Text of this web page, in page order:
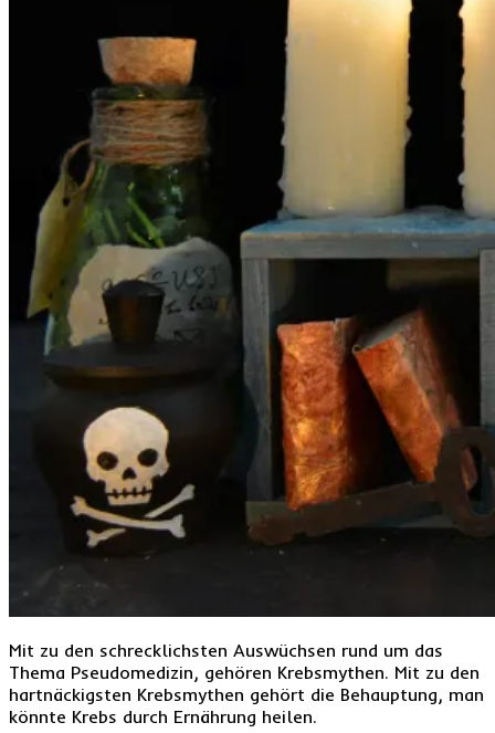
Mit zu den schrecklichsten Auswüchsen rund um das
Thema Pseudomedizin, gehören Krebsmythen. Mit zu den
hartnäckigsten Krebsmythen gehört die Behauptung, man
könnte Krebs durch Ernährung heilen.